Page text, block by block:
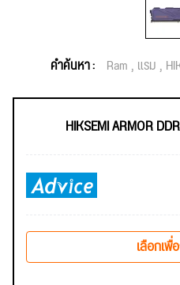
คำค้นหา : Ram แรม
HIKSEMI ARMOR
เลือกเพื่